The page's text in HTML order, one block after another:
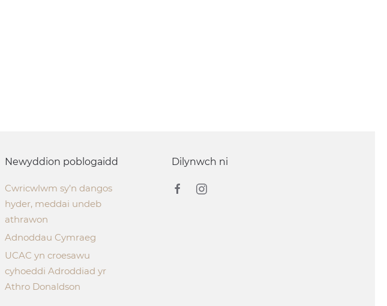
Newyddion poblogaidd
Cwricwlwm sy’n dangos
hyder, meddai undeb
athrawon
Adnoddau Cymraeg
UCAC yn croesawu
cyhoeddi Adroddiad yr
Athro Donaldson
Dilynwch ni